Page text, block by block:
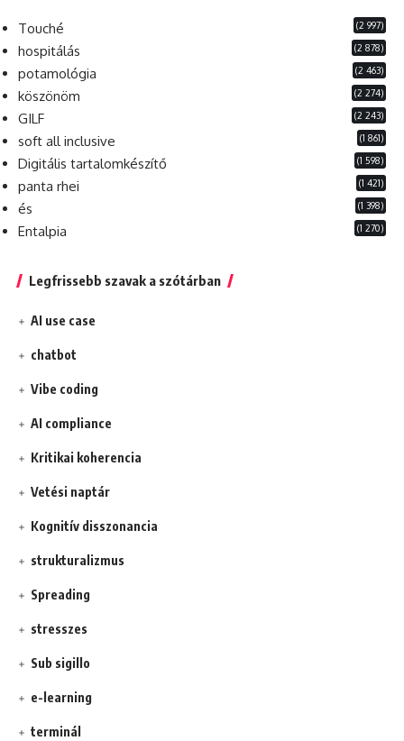
Touché (2 997)
hospitálás (2 878)
potamológia (2 463)
köszönöm (2 274)
GILF (2 243)
soft all inclusive (1 861)
Digitális tartalomkészítő (1 598)
panta rhei (1 421)
és (1 398)
Entalpia (1 270)
Legfrissebb szavak a szótárban
AI use case
chatbot
Vibe coding
AI compliance
Kritikai koherencia
Vetési naptár
Kognitív disszonancia
strukturalizmus
Spreading
stresszes
Sub sigillo
e-learning
terminál